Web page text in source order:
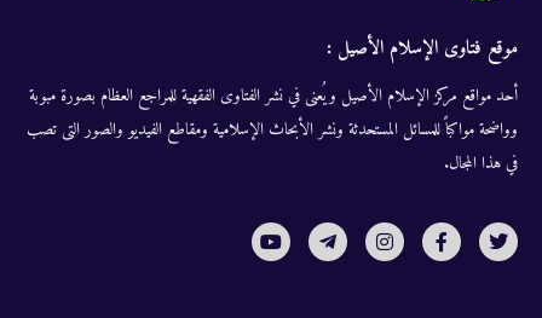
موقع فتاوى الإسلام الأصيل :
أحد مواقع مركز الإسلام الأصيل ويُعنى في نشر الفتاوى الفقهية للمراجع العظام بصورة مبوبة
وواضحة مواكباً للمسائل المستحدثة ونشر الأبحاث الإسلامية ومقاطع الفيديو والصور التى تصب
في هذا المجال.